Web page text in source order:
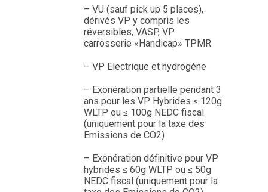
– VU (sauf pick up 5 places),
dérivés VP y compris les
réversibles, VASP, VP
carrosserie «Handicap» TPMR
– VP Electrique et hydrogène
– Exonération partielle pendant 3
ans pour les VP Hybrides ≤ 120g
WLTP ou ≤ 100g NEDC fiscal
(uniquement pour la taxe des
Emissions de CO2)
– Exonération définitive pour VP
hybrides ≤ 60g WLTP ou ≤ 50g
NEDC fiscal (uniquement pour la